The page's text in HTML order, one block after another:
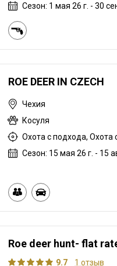
Сезон: 1 мая 26 г. - 30
ROE DEER IN CZECH
Чехия
Косуля
Сезон: 15 мая 26 г. - 15
Roe deer hunt- flat
9.7
1 отзыв